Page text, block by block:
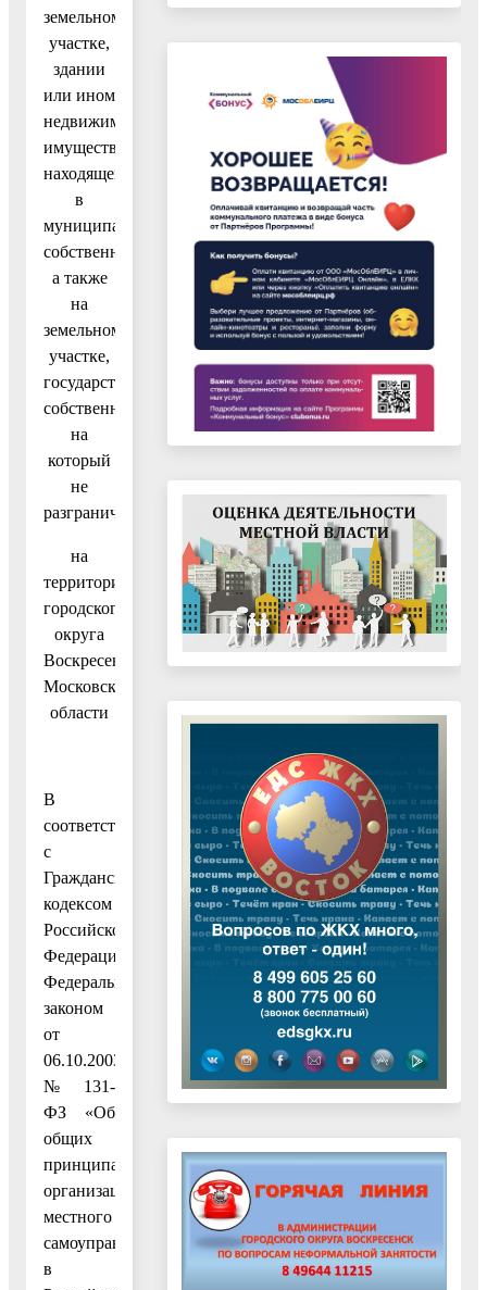
земельном
участке,
здании
или ином
недвижимом
имуществе,
находящемся
в
муниципальной
собственности,
а также
на
земельном
участке,
государственная
собственность
на
который
не
разграничена,
на
территории
городского
округа
Воскресенск
Московской
области
В
соответствии
с
Гражданским
кодексом
Российской
Федерации,
Федеральным
законом
от
06.10.2003
№ 131-
ФЗ «Об
общих
принципах
организации
местного
самоуправления
в